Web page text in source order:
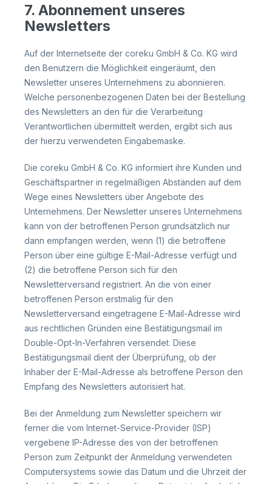
7. Abonnement unseres
Newsletters
Auf der Internetseite der coreku GmbH & Co. KG wird
den Benutzern die Möglichkeit eingeräumt, den
Newsletter unseres Unternehmens zu abonnieren.
Welche personenbezogenen Daten bei der Bestellung
des Newsletters an den für die Verarbeitung
Verantwortlichen übermittelt werden, ergibt sich aus
der hierzu verwendeten Eingabemaske.
Die coreku GmbH & Co. KG informiert ihre Kunden und
Geschäftspartner in regelmäßigen Abständen auf dem
Wege eines Newsletters über Angebote des
Unternehmens. Der Newsletter unseres Unternehmens
kann von der betroffenen Person grundsätzlich nur
dann empfangen werden, wenn (1) die betroffene
Person über eine gültige E-Mail-Adresse verfügt und
(2) die betroffene Person sich für den
Newsletterversand registriert. An die von einer
betroffenen Person erstmalig für den
Newsletterversand eingetragene E-Mail-Adresse wird
aus rechtlichen Gründen eine Bestätigungsmail im
Double-Opt-In-Verfahren versendet. Diese
Bestätigungsmail dient der Überprüfung, ob der
Inhaber der E-Mail-Adresse als betroffene Person den
Empfang des Newsletters autorisiert hat.
Bei der Anmeldung zum Newsletter speichern wir
ferner die vom Internet-Service-Provider (ISP)
vergebene IP-Adresse des von der betroffenen
Person zum Zeitpunkt der Anmeldung verwendeten
Computersystems sowie das Datum und die Uhrzeit der